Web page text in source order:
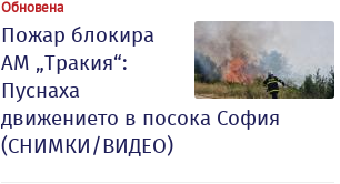
Обновена
Пожар блокира
АМ „Тракия“:
Пуснаха
движението в посока София
(СНИМКИ/ВИДЕО)